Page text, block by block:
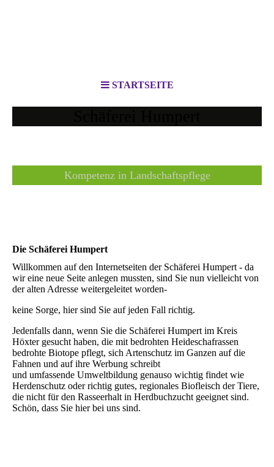
STARTSEITE
Kompetenz in Landschaftspflege
Die Schäferei Humpert
Willkommen auf den Internetseiten der Schäferei Humpert - da
wir eine neue Seite anlegen mussten, sind Sie nun vielleicht von
der alten Adresse weitergeleitet worden-
keine Sorge, hier sind Sie auf jeden Fall richtig.
Jedenfalls dann, wenn Sie die Schäferei Humpert im Kreis
Höxter gesucht haben, die mit bedrohten Heideschafrassen
bedrohte Biotope pflegt, sich Artenschutz im Ganzen auf die
Fahnen und auf ihre Werbung schreibt
und umfassende Umweltbildung genauso wichtig findet wie
Herdenschutz oder richtig gutes, regionales Biofleisch der Tiere,
die nicht für den Rasseerhalt in Herdbuchzucht geeignet sind.
Schön, dass Sie hier bei uns sind.